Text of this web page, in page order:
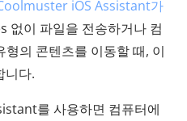
iOS Assistant가
없이 파일을 전송하거나 컴
의 콘텐츠를 이동할 때, 이
니다.
를 사용하면 컴퓨터에